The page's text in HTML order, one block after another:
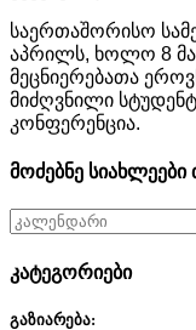
საერთაშორისო
აპრილს, ხოლო 8
მეცნიერებათა
მიძღვნილი
კონფერენცია.
მოძებნე
კატეგორიები
გაზიარება: